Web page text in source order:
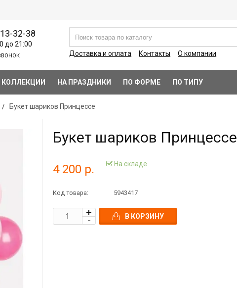
32-38
до 21:00
Доставка и оплата Контакты О компании
КОЛЛЕКЦИИ НА ПРАЗДНИКИ ПО ФОРМЕ ПО ТИПУ
Букет шариков Принцессе
Букет шариков Принцессе
4 200 р. На складе
Код товара: 5943417
В КОРЗИНУ